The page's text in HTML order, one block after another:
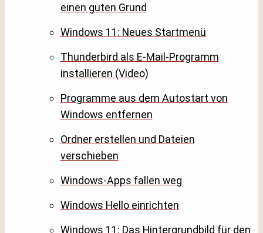
einen guten Grund
Windows 11: Neues Startmenü
Thunderbird als E-Mail-Programm
installieren (Video)
Programme aus dem Autostart von
Windows entfernen
Ordner erstellen und Dateien
verschieben
Windows-Apps fallen weg
Windows Hello einrichten
Windows 11: Das Hintergrundbild für den